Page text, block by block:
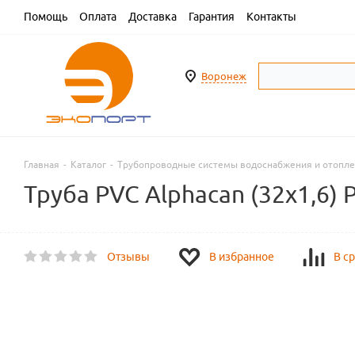
Помощь Оплата Доставка Гарантия Контакты
Воронеж
Главная - Каталог - Трубопроводные системы водоснабжения и
Труба PVC Alphacan (32х1,6)
Отзывы В избранное В